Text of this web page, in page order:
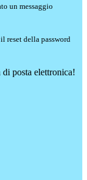
un messaggio
reset della password
posta elettronica!